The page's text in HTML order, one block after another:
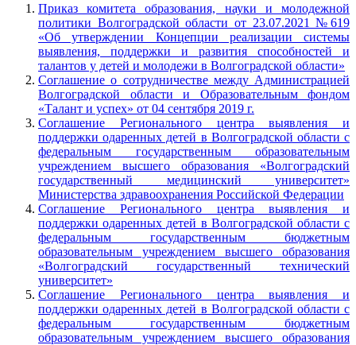
Приказ комитета образования, науки и молодежной
политики Волгоградской области от 23.07.2021 №619
«Об утверждении Концепции реализации системы
выявления, поддержки и развития способностей и
талантов у детей и молодежи в Волгоградской области»
Соглашение о сотрудничестве между Администрацией
Волгоградской области и Образовательным фондом
«Талант и успех» от 04 сентября 2019 г.
Соглашение Регионального центра выявления и
поддержки одаренных детей в Волгоградской области с
федеральным государственным образовательным
учреждением высшего образования «Волгоградский
государственный медицинский университет»
Министерства здравоохранения Российской Федерации
Соглашение Регионального центра выявления и
поддержки одаренных детей в Волгоградской области с
федеральным государственным бюджетным
образовательным учреждением высшего образования
«Волгоградский государственный технический
университет»
Соглашение Регионального центра выявления и
поддержки одаренных детей в Волгоградской области с
федеральным государственным бюджетным
образовательным учреждением высшего образования